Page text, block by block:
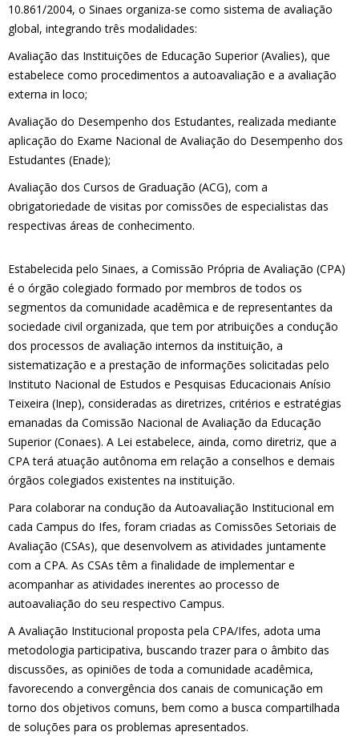
10.861/2004, o Sinaes organiza-se como sistema de avaliação
global, integrando três modalidades:
Avaliação das Instituições de Educação Superior (Avalies), que
estabelece como procedimentos a autoavaliação e a avaliação
externa in loco;
Avaliação do Desempenho dos Estudantes, realizada mediante
aplicação do Exame Nacional de Avaliação do Desempenho dos
Estudantes (Enade);
Avaliação dos Cursos de Graduação (ACG), com a
obrigatoriedade de visitas por comissões de especialistas das
respectivas áreas de conhecimento.
Estabelecida pelo Sinaes, a Comissão Própria de Avaliação (CPA)
é o órgão colegiado formado por membros de todos os
segmentos da comunidade acadêmica e de representantes da
sociedade civil organizada, que tem por atribuições a condução
dos processos de avaliação internos da instituição, a
sistematização e a prestação de informações solicitadas pelo
Instituto Nacional de Estudos e Pesquisas Educacionais Anísio
Teixeira (Inep), consideradas as diretrizes, critérios e estratégias
emanadas da Comissão Nacional de Avaliação da Educação
Superior (Conaes). A Lei estabelece, ainda, como diretriz, que a
CPA terá atuação autônoma em relação a conselhos e demais
órgãos colegiados existentes na instituição.
Para colaborar na condução da Autoavaliação Institucional em
cada Campus do Ifes, foram criadas as Comissões Setoriais de
Avaliação (CSAs), que desenvolvem as atividades juntamente
com a CPA. As CSAs têm a finalidade de implementar e
acompanhar as atividades inerentes ao processo de
autoavaliação do seu respectivo Campus.
A Avaliação Institucional proposta pela CPA/Ifes, adota uma
metodologia participativa, buscando trazer para o âmbito das
discussões, as opiniões de toda a comunidade acadêmica,
favorecendo a convergência dos canais de comunicação em
torno dos objetivos comuns, bem como a busca compartilhada
de soluções para os problemas apresentados.